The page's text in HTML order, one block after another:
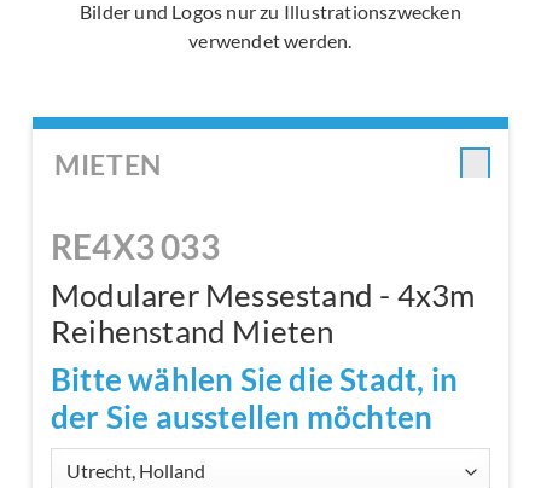
Bilder und Logos nur zu Illustrationszwecken
verwendet werden.
MIETEN
RE4X3 033
Modularer Messestand - 4x3m
Reihenstand Mieten
Bitte wählen Sie die Stadt, in
der Sie ausstellen möchten